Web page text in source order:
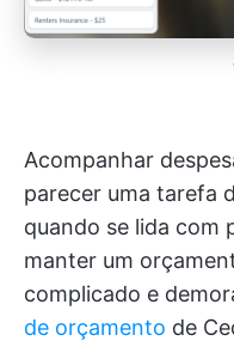
Acompanhar
parecer uma tarefa
quando se lida com
manter um
complicado e
de orçamento de